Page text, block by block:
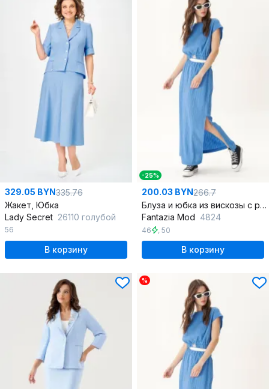
329.05 BYN335.76
Жакет, Юбка
Lady Secret 26110 голубой
56
В корзину
-25%
200.03 BYN266.7
Блуза и юбка из вискозы с разрезами и поясом на лето
Fantazia Mod 4824
46 , 50
В корзину
%